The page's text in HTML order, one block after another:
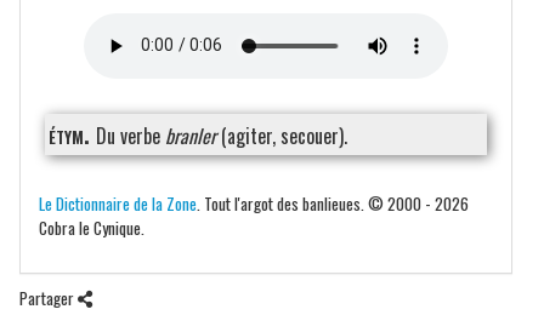
étym. Du verbe branler(agiter, secouer).
Le Dictionnaire de la Zone . Tout l'argot des banlieues. © 2000 - 2026
Cobra le Cynique.
Partager